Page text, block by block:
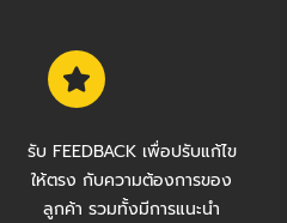
รับ FEEDBACK เพื่อปรับแก้ไข
ให้ตรง กับความต้องการของ
ลูกค้า รวมทั้งมีการแนะนำ